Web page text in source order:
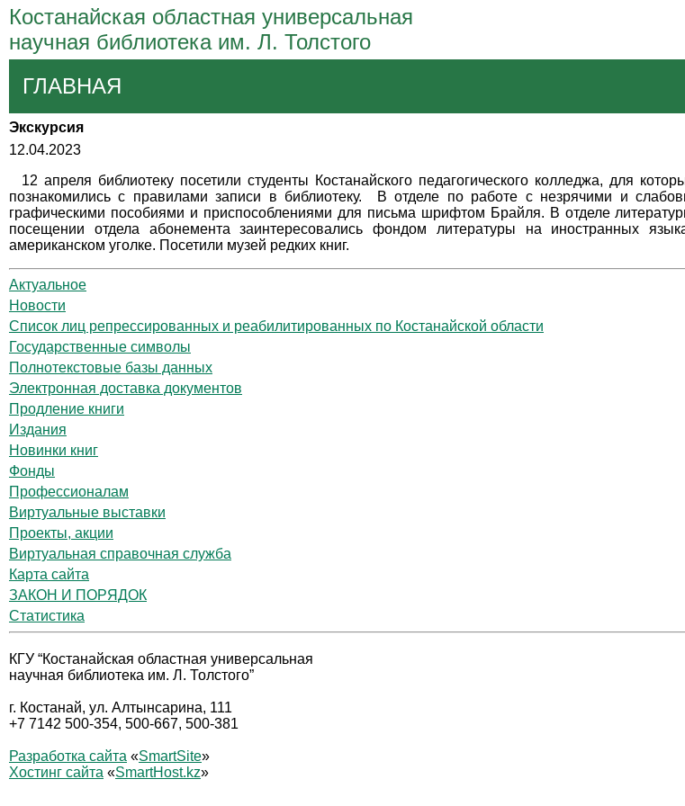
Костанайская областная универсальная
научная библиотека им. Л. Толстого
ГЛАВНАЯ
Экскурсия
12.04.2023
12 апреля библиотеку посетили студенты Костанайского педагогического колледжа, для
познакомились с правилами записи в библиотеку. В отделе по работе с незрячими и
графическими пособиями и приспособлениями для письма шрифтом Брайля. В отделе
посещении отдела абонемента заинтересовались фондом литературы на иностранных
американском уголке. Посетили музей редких книг.
Актуальное
Новости
Список лиц репрессированных и реабилитированных по Костанайской области
Государственные символы
Полнотекстовые базы данных
Электронная доставка документов
Продление книги
Издания
Новинки книг
Фонды
Профессионалам
Виртуальные выставки
Проекты, акции
Виртуальная справочная служба
Карта сайта
ЗАКОН И ПОРЯДОК
Статистика
КГУ “Костанайская областная универсальная
научная библиотека им. Л. Толстого”
г. Костанай, ул. Алтынсарина, 111
+7 7142 500-354, 500-667, 500-381
Разработка сайта «SmartSite»
Хостинг сайта «SmartHost.kz»